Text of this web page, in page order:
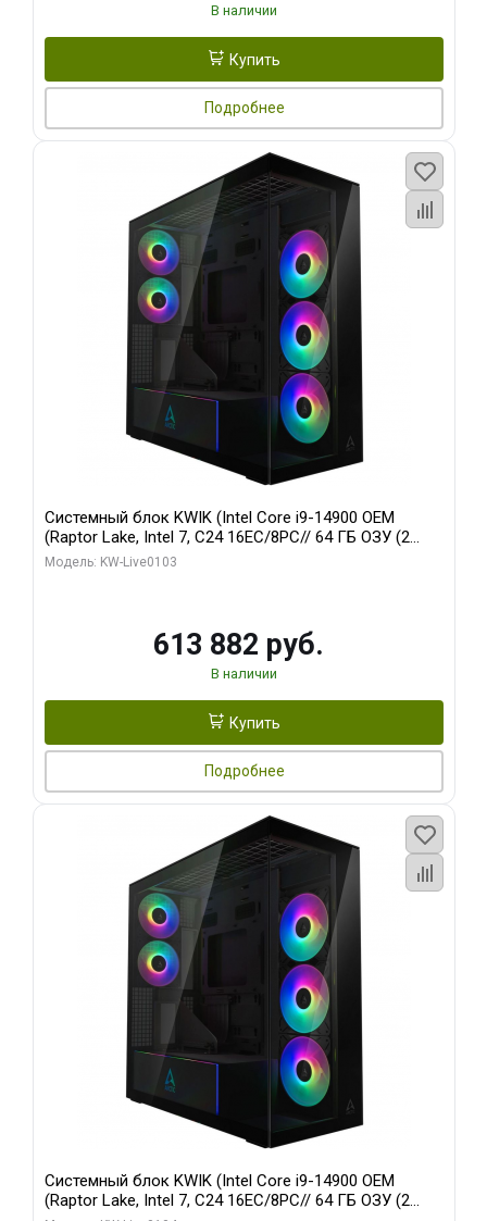
В наличии
Купить
Подробнее
Системный блок KWIK (Intel Core i9-14900 OEM
(Raptor Lake, Intel 7, C24 16EC/8PC// 64 ГБ ОЗУ (2
модуля)/ Afox RTX4090 24GB GDDR6X 384-Bit 3xDP
Модель: KW-Live0103
613 882 руб.
В наличии
Купить
Подробнее
Системный блок KWIK (Intel Core i9-14900 OEM
(Raptor Lake, Intel 7, C24 16EC/8PC// 64 ГБ ОЗУ (2